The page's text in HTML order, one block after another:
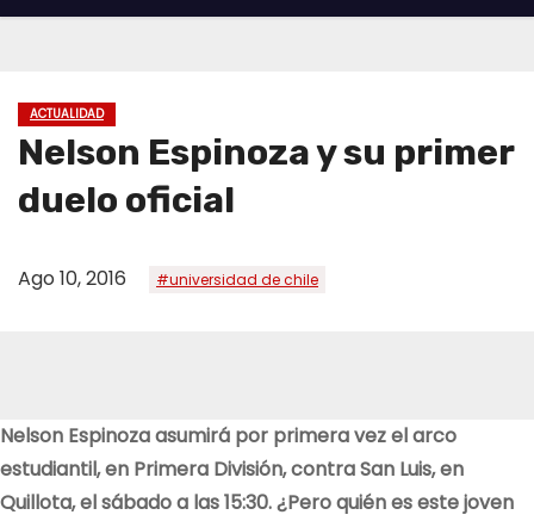
ACTUALIDAD
Nelson Espinoza y su primer
duelo oficial
Ago 10, 2016 #universidad de chile
Nelson Espinoza asumirá por primera vez el arco
estudiantil, en Primera División, contra San Luis, en
Quillota, el sábado a las 15:30. ¿Pero quién es este joven